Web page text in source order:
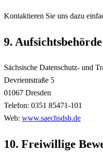
Kontaktieren Sie uns dazu
9. Aufsichtsbehörde
Sächsische Datenschutz- und
Devrientstraße 5
01067 Dresden
Telefon: 0351 85471-101
Web: www.saechsdsb.de
10. Freiwillige